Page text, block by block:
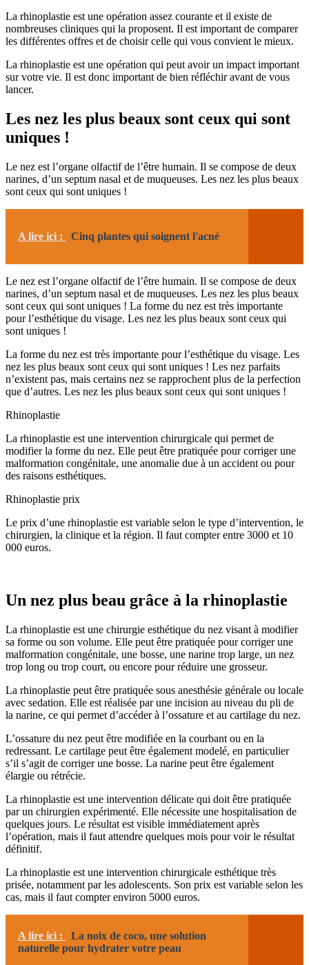
La rhinoplastie est une opération assez courante et il existe de
nombreuses cliniques qui la proposent. Il est important de comparer
les différentes offres et de choisir celle qui vous convient le mieux.
La rhinoplastie est une opération qui peut avoir un impact important
sur votre vie. Il est donc important de bien réfléchir avant de vous
lancer.
Les nez les plus beaux sont ceux qui sont
uniques !
Le nez est l’organe olfactif de l’être humain. Il se compose de deux
narines, d’un septum nasal et de muqueuses. Les nez les plus beaux
sont ceux qui sont uniques !
A lire ici : Cinq plantes qui soignent l'acné
Le nez est l’organe olfactif de l’être humain. Il se compose de deux
narines, d’un septum nasal et de muqueuses. Les nez les plus beaux
sont ceux qui sont uniques ! La forme du nez est très importante
pour l’esthétique du visage. Les nez les plus beaux sont ceux qui
sont uniques !
La forme du nez est très importante pour l’esthétique du visage. Les
nez les plus beaux sont ceux qui sont uniques ! Les nez parfaits
n’existent pas, mais certains nez se rapprochent plus de la perfection
que d’autres. Les nez les plus beaux sont ceux qui sont uniques !
Rhinoplastie
La rhinoplastie est une intervention chirurgicale qui permet de
modifier la forme du nez. Elle peut être pratiquée pour corriger une
malformation congénitale, une anomalie due à un accident ou pour
des raisons esthétiques.
Rhinoplastie prix
Le prix d’une rhinoplastie est variable selon le type d’intervention, le
chirurgien, la clinique et la région. Il faut compter entre 3000 et 10
000 euros.
Un nez plus beau grâce à la rhinoplastie
La rhinoplastie est une chirurgie esthétique du nez visant à modifier
sa forme ou son volume. Elle peut être pratiquée pour corriger une
malformation congénitale, une bosse, une narine trop large, un nez
trop long ou trop court, ou encore pour réduire une grosseur.
La rhinoplastie peut être pratiquée sous anesthésie générale ou locale
avec sedation. Elle est réalisée par une incision au niveau du pli de
la narine, ce qui permet d’accéder à l’ossature et au cartilage du nez.
L’ossature du nez peut être modifiée en la courbant ou en la
redressant. Le cartilage peut être également modelé, en particulier
s’il s’agit de corriger une bosse. La narine peut être également
élargie ou rétrécie.
La rhinoplastie est une intervention délicate qui doit être pratiquée
par un chirurgien expérimenté. Elle nécessite une hospitalisation de
quelques jours. Le résultat est visible immédiatement après
l’opération, mais il faut attendre quelques mois pour voir le résultat
définitif.
La rhinoplastie est une intervention chirurgicale esthétique très
prisée, notamment par les adolescents. Son prix est variable selon les
cas, mais il faut compter environ 5000 euros.
A lire ici :
La noix de coco, une solution
naturelle pour hydrater votre peau